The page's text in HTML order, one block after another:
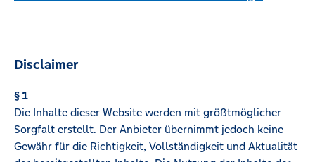
Disclaimer
§ 1
Die Inhalte dieser Website werden mit größtmöglicher
Sorgfalt erstellt. Der Anbieter übernimmt jedoch keine
Gewähr für die Richtigkeit, Vollständigkeit und Aktualität